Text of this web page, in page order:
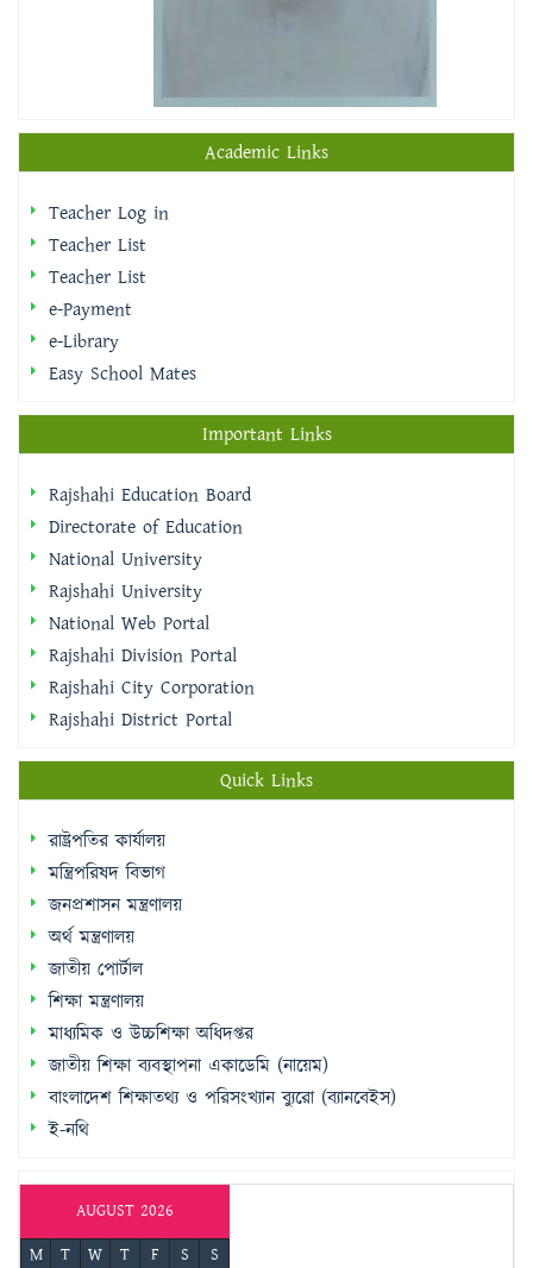
Academic Links
Teacher Log in
Teacher List
Teacher List
e-Payment
e-Library
Easy School Mates
Important Links
Rajshahi Education Board
Directorate of Education
National University
Rajshahi University
National Web Portal
Rajshahi Division Portal
Rajshahi City Corporation
Rajshahi District Portal
Quick Links
রাষ্ট্রপতির কার্যালয়
মন্ত্রিপরিষদ বিভাগ
জনপ্রশাসন মন্ত্রণালয়
অর্থ মন্ত্রণালয়
জাতীয় পোর্টাল
শিক্ষা মন্ত্রণালয়
মাধ্যমিক ও উচ্চশিক্ষা অধিদপ্তর
জাতীয় শিক্ষা ব্যবস্থাপনা একাডেমি (নায়েম)
বাংলাদেশ শিক্ষাতথ্য ও পরিসংখ্যান ব্যুরো (ব্যানবেইস)
ই-নথি
AUGUST 2026
M
T W T F S
S